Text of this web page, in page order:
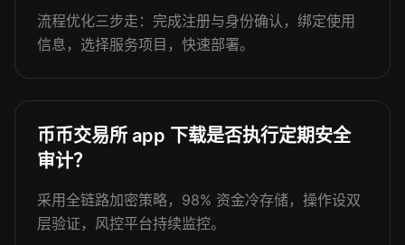
流程优化三步走：完成注册与身份确认，绑定使用
信息，选择服务项目，快速部署。
币币交易所 app 下载是否执行定期安全
审计？
采用全链路加密策略，98% 资金冷存储，操作设双
层验证，风控平台持续监控。